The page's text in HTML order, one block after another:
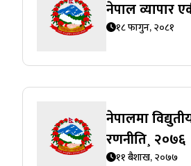
नेपाल व्यापार
१८ फागुन, २०८१
नेपालमा
रणनीति¸ २०७६
११ बैशाख, २०७७